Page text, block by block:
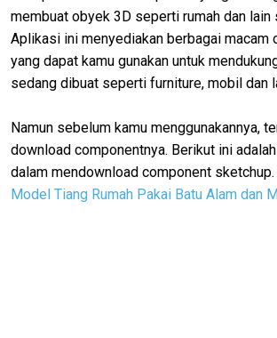
membuat obyek 3D seperti rumah dan lain
Aplikasi ini menyediakan berbagai macam
yang dapat kamu gunakan untuk
sedang dibuat seperti furniture, mobil dan
Namun sebelum kamu menggunakannya,
download componentnya. Berikut ini
dalam mendownload component sketchup.
Model Tiang Rumah Pakai Batu Alam dan